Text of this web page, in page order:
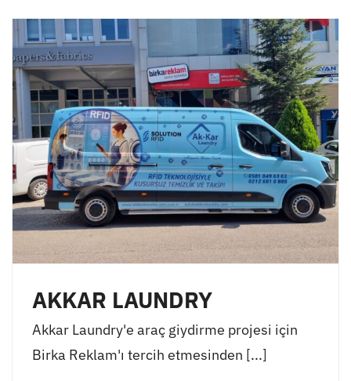
AKKAR LAUNDRY
Akkar Laundry'e araç giydirme projesi için
Birka Reklam'ı tercih etmesinden [...]